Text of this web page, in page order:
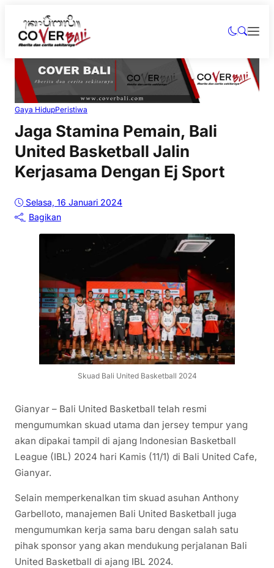
Gaya HidupPeristiwa
Jaga Stamina Pemain, Bali
United Basketball Jalin
Kerjasama Dengan Ej Sport
Selasa, 16 Januari 2024
Bagikan
Skuad Bali United Basketball 2024
Gianyar – Bali United Basketball telah resmi
mengumumkan skuad utama dan jersey tempur yang
akan dipakai tampil di ajang Indonesian Basketball
League (IBL) 2024 hari Kamis (11/1) di Bali United Cafe,
Gianyar.
Selain memperkenalkan tim skuad asuhan Anthony
Garbelloto, manajemen Bali United Basketball juga
mengumumkan kerja sama baru dengan salah satu
pihak sponsor yang akan mendukung perjalanan Bali
United Basketball di ajang IBL 2024.